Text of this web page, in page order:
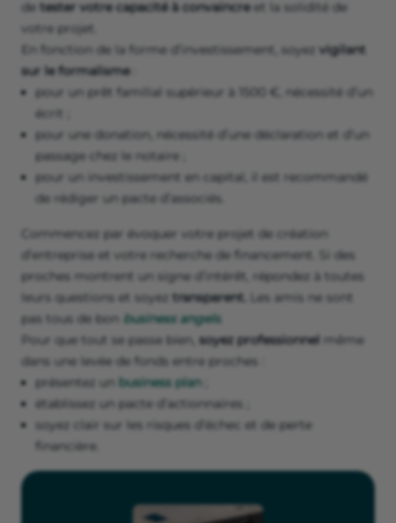
de tester votre capacité à convaincreet la solidité de
votre projet.
En fonction de la forme d’investissement, soyez vigilant
sur le formalisme:
pour un prêt familial supérieur à 1500 €, nécessité d’un
écrit ;
pour une donation, nécessité d’une déclaration et d’un
passage chez le notaire ;
pour un investissement en capital, il est recommandé
de rédiger un pacte d’associés.
Commencez par évoquer votre projet de création
d’entreprise et votre recherche de financement. Si des
proches montrent un signe d’intérêt, répondez à toutes
leurs questions et soyez transparent.
Les amis ne sont
pas tous de bon business angels.
Pour que tout se passe bien, soyez professionnel même
dans une levée de fonds entre proches :
présentez un business plan
établissez un pacte d’actionnaires ;
soyez clair sur les risques d’échec et de perte
financière.